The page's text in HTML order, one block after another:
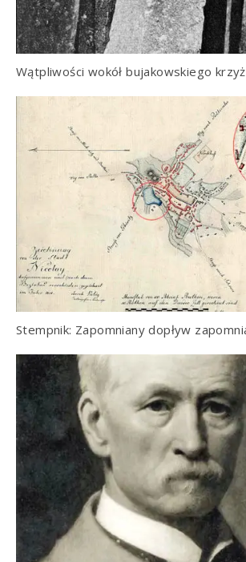
Wątpliwości wokół bujakowskiego
Stempnik: Zapomniany dopływ